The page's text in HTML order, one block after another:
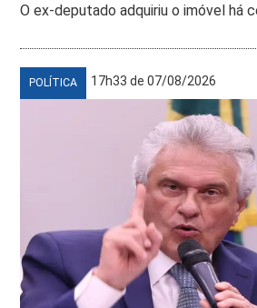
O ex-deputado adquiriu o imóvel há
POLÍTICA 17h33 de 07/08/2026